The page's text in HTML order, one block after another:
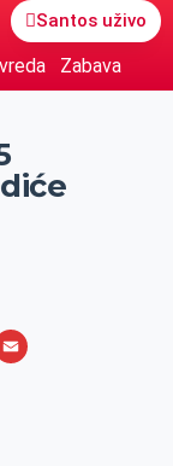
Santos uživo
Zabava
E